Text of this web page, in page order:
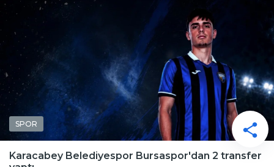
SPOR
Karacabey Belediyespor Bursaspor'dan 2 transfer